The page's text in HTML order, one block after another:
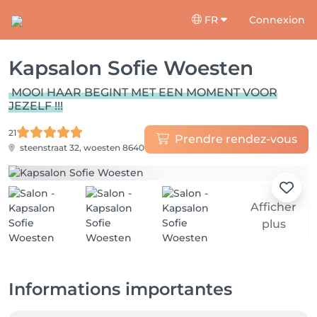
FR Connexion
Kapsalon Sofie Woesten
MOOI HAAR BEGINT MET EEN MOMENT VOOR
JEZELF !!!
21
steenstraat 32, woesten 8640
Prendre rendez-vous
Afficher
plus
Informations importantes